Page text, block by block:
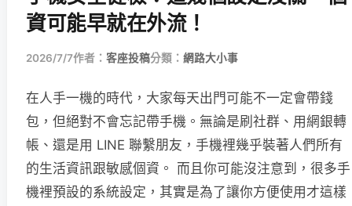
資可能早就在外流！
2026/7/7作者： 客座投稿分類： 網路大小事
在人手一機的時代，大家每天出門可能不一定會帶錢
包，但絕對不會忘記帶手機。無論是刷社群、用網銀轉
帳、還是用 LINE 聯繫朋友，手機裡幾乎裝著人們所有
的生活資訊跟敏感個資。 而且你可能沒注意到，很多手
機裡預設的系統設定，其實是為了讓你方便使用才這樣